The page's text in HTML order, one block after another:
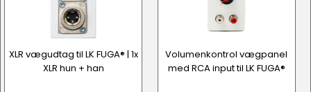
XLR vægudtag til LK FUGA® | 1x
XLR hun + han
Volumenkontrol vægpanel
med RCA input til LK FUGA®